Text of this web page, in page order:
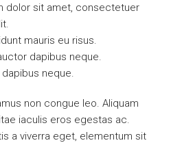
dolor sit amet, consectetuer
mauris eu risus.
dapibus neque.
neque.
non congue leo. Aliquam
iaculis eros egestas ac.
a viverra eget, elementum sit